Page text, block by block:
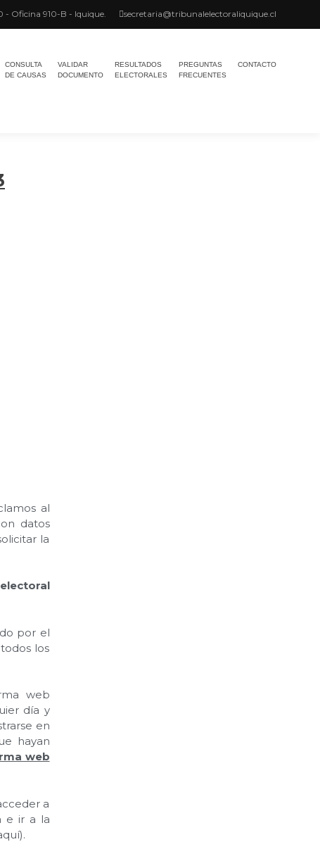
- Oficina 910-B - Iquique. secretaria@tribunalelectoraliquique.cl
CONSULTA
DE CAUSAS
VALIDAR
DOCUMENTO
RESULTADOS
ELECTORALES
PREGUNTAS
FRECUENTES
CONTACTO
al
datos
la
por el
los
web
día y
en
hayan
web
a
e ir a la